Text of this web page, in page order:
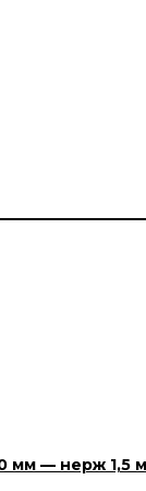
мм — нерж 1,5